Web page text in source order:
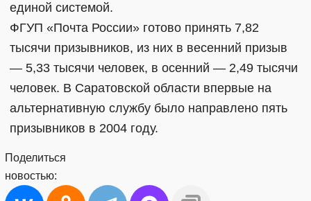
единой системой.
ФГУП «Почта России» готово принять 7,82
тысячи призывников, из них в весенний призыв
— 5,33 тысячи человек, в осенний — 2,49 тысячи
человек. В Саратовской области впервые на
альтернативную службу было направлено пять
призывников в 2004 году.
Поделиться
новостью: